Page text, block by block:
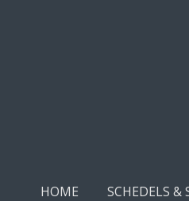
HOME SCHEDELS &